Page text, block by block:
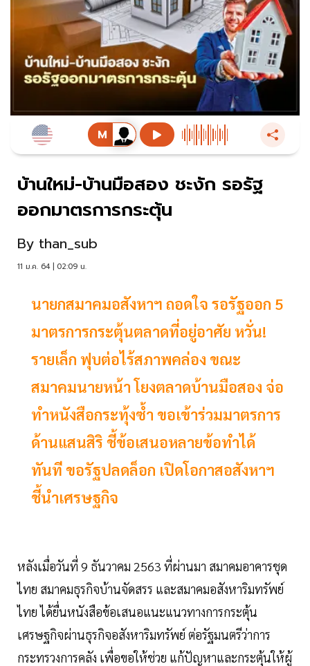
บ้านใหม่-บ้านมือสอง ชะงัก รอรัฐ
ออกมาตรการกระตุ้น
By than_sub
11 ม.ค. 64 | 02:09 น.
นายกสมาคมอสังหาฯ ถอดใจ รอรัฐออก 5
มาตรการกระตุ้นตลาดที่อยู่อาศัย หวั่น!
รายเล็ก ฟุบต่อไร้สภาพคล่อง ขณะ
สมาคมนายหน้า โยงตลาดบ้านมือสอง จ่อ
ทำหนังสือกระทุ้งซ้ำ ขอเข้าร่วมมาตรการ
ด้านแสนสิริ ชี้ข้อเสนอหลายข้อทำได้
ทันที ขอรัฐปลดล็อก เปิดโอกาสอสังหาฯ
ชี้นำเศรษฐกิจ
หลังเมื่อวันที่ 9 ธันวาคม 2563 ที่ผ่านมา สมาคมอาคารชุด
ไทย สมาคมธุรกิจบ้านจัดสรร และสมาคมอสังหาริมทรัพย์
ไทย ได้ยื่นหนังสือข้อเสนอแนะแนวทางการกระตุ้น
เศรษฐกิจผ่านธุรกิจอสังหาริมทรัพย์ ต่อรัฐมนตรีว่าการ
กระทรวงการคลัง เพื่อขอให้ช่วย แก้ปัญหาและกระตุ้นให้ผู้